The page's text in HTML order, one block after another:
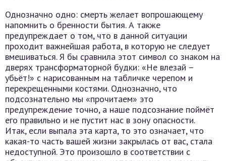
Однозначно одно: смерть желает вопрошающему
напомнить о бренности бытия. А также
предупреждает о том, что в данной ситуации
проходит важнейшая работа, в которую не следует
вмешиваться. Я бы сравнила этот символ со знаком на
дверях трансформаторной будки: «Не влезай –
убьёт!» с нарисованным на табличке черепом и
перекрещенными костями. Однозначно, что
подсознательно мы «прочитаем» это
предупреждение точно, а наше подсознание поймёт
его правильно и не пустит нас в зону опасности.
Итак, если выпала эта карта, то это означает, что
какая-то часть вашей жизни закрылась от вас, стала
недоступной. Это произошло в соответствии с